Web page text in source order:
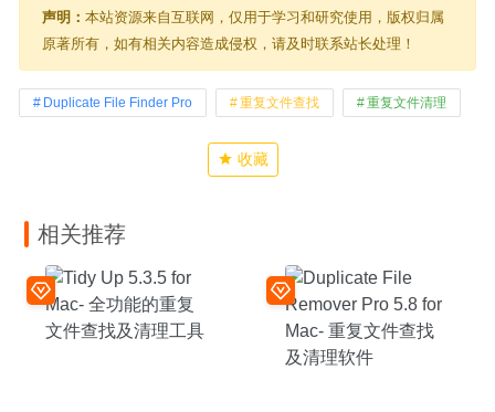
声明： 本站资源来自互联网，仅用于学习和研究使用，版权归属
原著所有，如有相关内容造成侵权，请及时联系站长处理！
Duplicate File Finder Pro 重复文件查找 重复文件清理
收藏
相关推荐